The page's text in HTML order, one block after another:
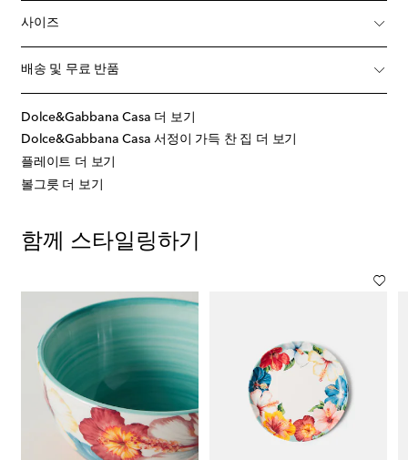
사이즈
배송 및 무료 반품
Dolce&Gabbana Casa 더 보기
Dolce&Gabbana Casa 서정이 가득 찬 집 더 보기
플레이트 더 보기
볼그릇 더 보기
함께 스타일링하기